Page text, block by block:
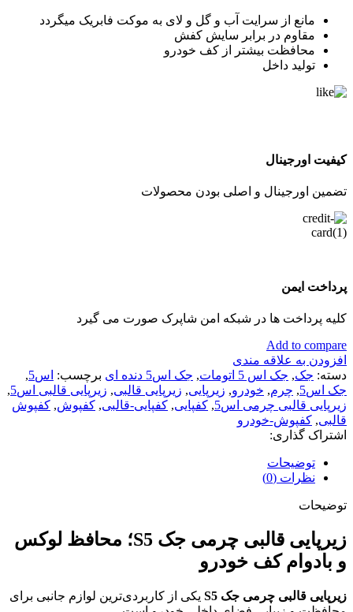
مانع از سرایت آب و گل و لای به موکت فابریک میگردد
مقاوم در برابر سایش کفش
محافظت بیشتر از کف خودرو
تولید داخل
کیفیت اورجینال
تضمین اورجینال و اصلی بودن محصولات
پرداخت ایمن
کلیه پرداخت ها در شبکه امن شاپرک صورت می گیرد
Add to compare
افزودن به علاقه مندی
دسته: جک, جک اس 5 اتومات , جک اس5 دنده ای برچسب: اس5 ,
جک اس5 , چرم, خودرو, زیرپایی, زیرپایی قالبی, زیرپایی قالبی اس5 ,
زیرپایی قالبی چرمی اس5 , کفپایی, کفپایی-قالبی, کفپوش, کفپوش
قالبی, کفپوش-خودرو
اشتراک گذاری:
توضیحات
نظرات (0)
توضیحات
زیرپایی قالبی چرمی جک S5؛ محافظ لوکس
و بادوام کف خودرو
زیرپایی قالبی چرمی جک S5
یکی از کاربردی‌ترین لوازم جانبی برای